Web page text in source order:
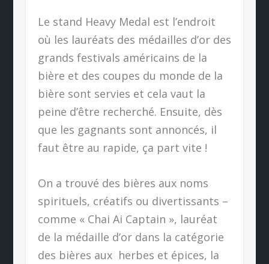
Le stand Heavy Medal est l’endroit
où les lauréats des médailles d’or des
grands festivals américains de la
bière et des coupes du monde de la
bière sont servies et cela vaut la
peine d’être recherché. Ensuite, dès
que les gagnants sont annoncés, il
faut être au rapide, ça part vite !
On a trouvé des bières aux noms
spirituels, créatifs ou divertissants –
comme « Chai Ai Captain », lauréat
de la médaille d’or dans la catégorie
des bières aux herbes et épices, la